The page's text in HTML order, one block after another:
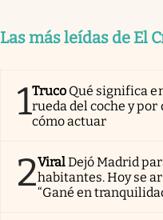
Las más leídas de El
1Truco Qué significa
rueda del coche y
cómo actuar
2ViralDejó Madrid
habitantes. Hoy se
“Gané en